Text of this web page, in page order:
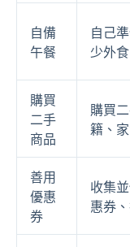
自備
午餐
自己
少外食
購買
二手
商品
購買
籍、
善用
優惠
券
收集
惠券